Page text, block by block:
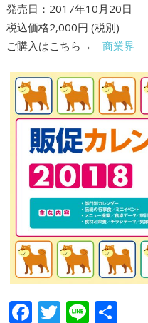
発売日：2017年10月20日
税込価格2,000円 (税別)
ご購入はこちら→ 商業界
F T Li 共